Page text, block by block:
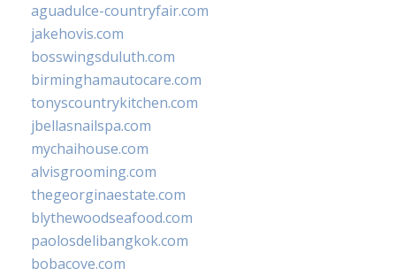
aguadulce-countryfair.com
jakehovis.com
bosswingsduluth.com
birminghamautocare.com
tonyscountrykitchen.com
jbellasnailspa.com
mychaihouse.com
alvisgrooming.com
thegeorginaestate.com
blythewoodseafood.com
paolosdelibangkok.com
bobacove.com